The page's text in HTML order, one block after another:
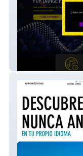
Zhalomix Editions